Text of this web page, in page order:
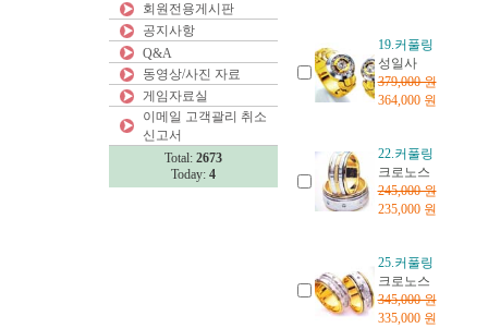
회원전용게시판
공지사항
Q&A
동영상/사진 자료
게임자료실
이메일 고객괄리 취소
신고서
Total: 2673
Today: 4
19.커풀링
성일사
379,000 원
364,000 원
22.커풀링
크로노스
245,000 원
235,000 원
25.커풀링
크로노스
345,000 원
335,000 원